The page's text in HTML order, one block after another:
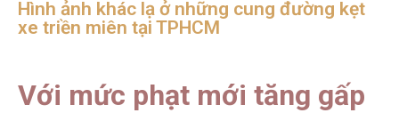
Hình ảnh khác lạ ở những cung đường kẹt
xe triền miên tại TPHCM
Với mức phạt mới tăng gấp